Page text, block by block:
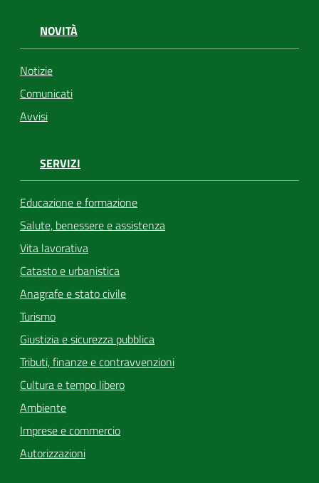
NOVITÀ
Notizie
Comunicati
Avvisi
SERVIZI
Educazione e formazione
Salute, benessere e assistenza
Vita lavorativa
Catasto e urbanistica
Anagrafe e stato civile
Turismo
Giustizia e sicurezza pubblica
Tributi, finanze e contravvenzioni
Cultura e tempo libero
Ambiente
Imprese e commercio
Autorizzazioni